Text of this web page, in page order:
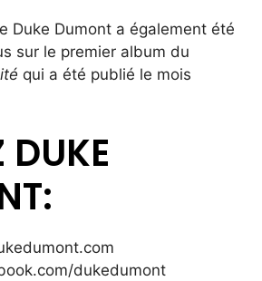
Duke Dumont a également été
sur le premier album du
qui a été publié le mois
DUKE
dukedumont